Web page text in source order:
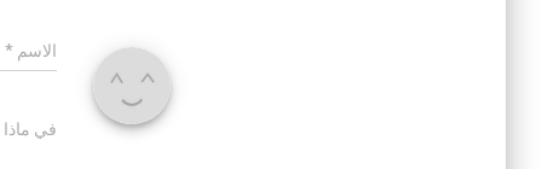
الاسم *
في